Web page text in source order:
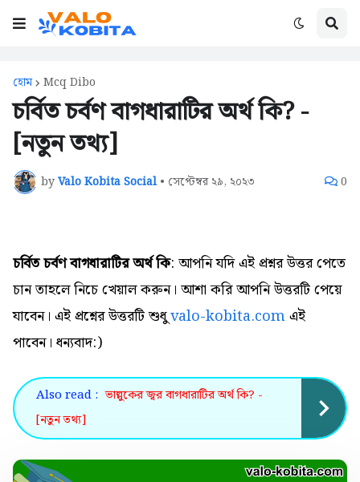
হোম Mcq Dibo
চর্বিত চর্বণ বাগধারাটির অর্থ কি? -
[নতুন তথ্য]
byValo Kobita Social • সেপ্টেম্বর ২৯, ২০২৩ 0
চর্বিত চর্বণ বাগধারাটির অর্থ কি: আপনি যদি এই প্রশ্নর উত্তর পেতে
চান তাহলে নিচে খেয়াল করুন। আশা করি আপনি উত্তরটি পেয়ে
যাবেন। এই প্রশ্নের উত্তরটি শুধুvalo-kobita.comএই
পাবেন। ধন্যবাদ:)
Also read : ভাল্লুকের জ্বর বাগধারাটির অর্থ কি? -
[নতুন তথ্য]